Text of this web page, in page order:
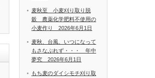
麦秋至 小麦刈り取り脱
穀 農薬化学肥料不使用の
小麦作り 2026年6月1日
麦秋、台風、いつになって
もさなぶれず・・・ 年中
夢究 2026年6月1日
もち麦のダイシモチ刈り取